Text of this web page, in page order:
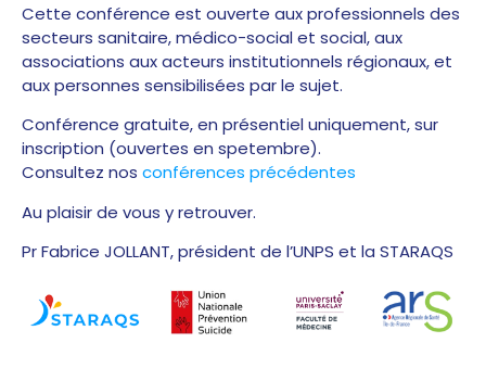
Cette conférence est ouverte aux professionnels des
secteurs sanitaire, médico-social et social, aux
associations aux acteurs institutionnels régionaux, et
aux personnes sensibilisées par le sujet.
Conférence gratuite, en présentiel uniquement, sur
inscription (ouvertes en spetembre).
Consultez nos conférences précédentes
Au plaisir de vous y retrouver.
Pr Fabrice JOLLANT, président de l’UNPS et la STARAQS